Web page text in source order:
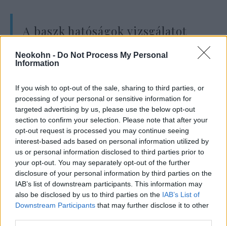
Neokohn - Do Not Process My Personal
Information
If you wish to opt-out of the sale, sharing to third parties, or
processing of your personal or sensitive information for
targeted advertising by us, please use the below opt-out
section to confirm your selection. Please note that after your
opt-out request is processed you may continue seeing
interest-based ads based on personal information utilized by
us or personal information disclosed to third parties prior to
your opt-out. You may separately opt-out of the further
disclosure of your personal information by third parties on the
IAB’s list of downstream participants. This information may
also be disclosed by us to third parties on the IAB’s List of
Downstream Participants that may further disclose it to other
A baszk hatóságok vizsgálatot
hogy a rendőrök fellépése
Háborús bűnökben való bűnrészesség
miatt jelentették fel Sánchezt
Felháborodás balról – és a
flottillától